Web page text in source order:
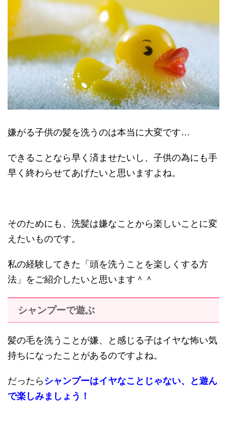
嫌がる子供の髪を洗うのは本当に大変です…
できることなら早く済ませたいし、子供の為にも手
早く終わらせてあげたいと思いますよね。
そのためにも、洗髪は嫌なことから楽しいことに変
えたいものです。
私の経験してきた「頭を洗うことを楽しくする方
法」をご紹介したいと思います＾＾
シャンプーで遊ぶ
髪の毛を洗うことが嫌、と感じる子はイヤな怖い気
持ちになったことがあるのですよね。
だったらシャンプーはイヤなことじゃない、と遊ん
で楽しみましょう！